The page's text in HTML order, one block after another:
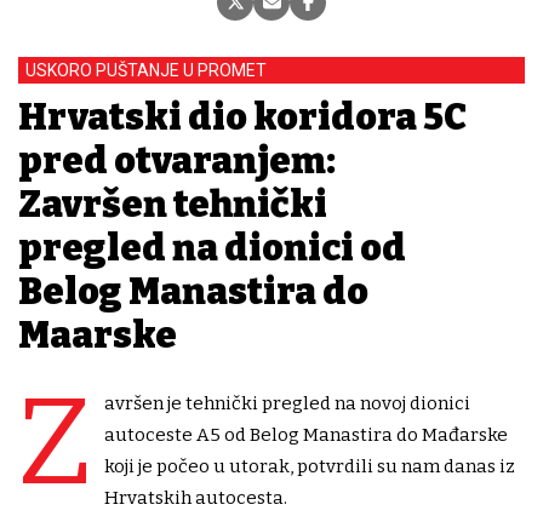
USKORO PUŠTANJE U PROMET
Hrvatski dio koridora 5C
pred otvaranjem:
Završen tehnički
pregled na dionici od
Belog Manastira do
Mađarske
Z
avršen je tehnički pregled na novoj dionici
autoceste A5 od Belog Manastira do Mađarske
koji je počeo u utorak, potvrdili su nam danas iz
Hrvatskih autocesta.